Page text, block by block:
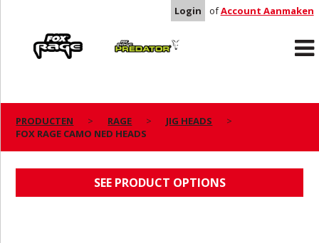
Login ofAccount Aanmaken
Predator
PRODUCTEN RAGE
JIG HEADS
FOX RAGE CAMO NED HEADS
SEE PRODUCT OPTIONS